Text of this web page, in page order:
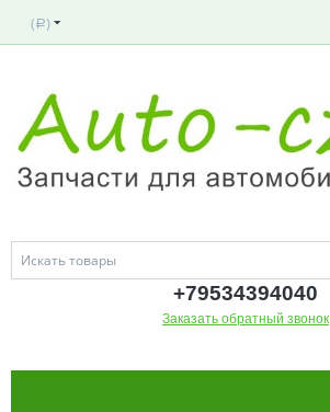
( Р )
+79534394040
Заказать обратный звонок